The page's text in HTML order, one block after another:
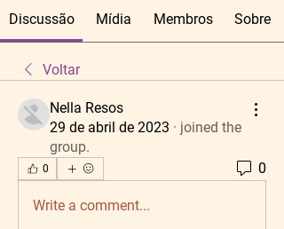
Discussão Mídia Membros Sobre
Voltar
Nella Resos
29 de abril de 2023 · joined the
group.
0 0
Write a comment...